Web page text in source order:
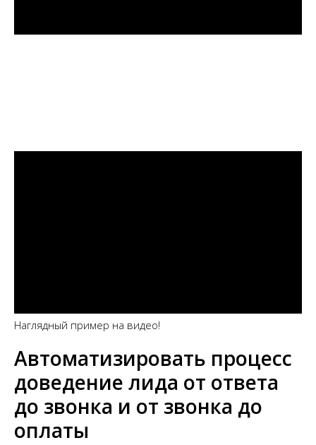
Наглядный пример на видео!
Автоматизировать процесс
доведение лида от ответа
до звонка и от звонка до
оплаты